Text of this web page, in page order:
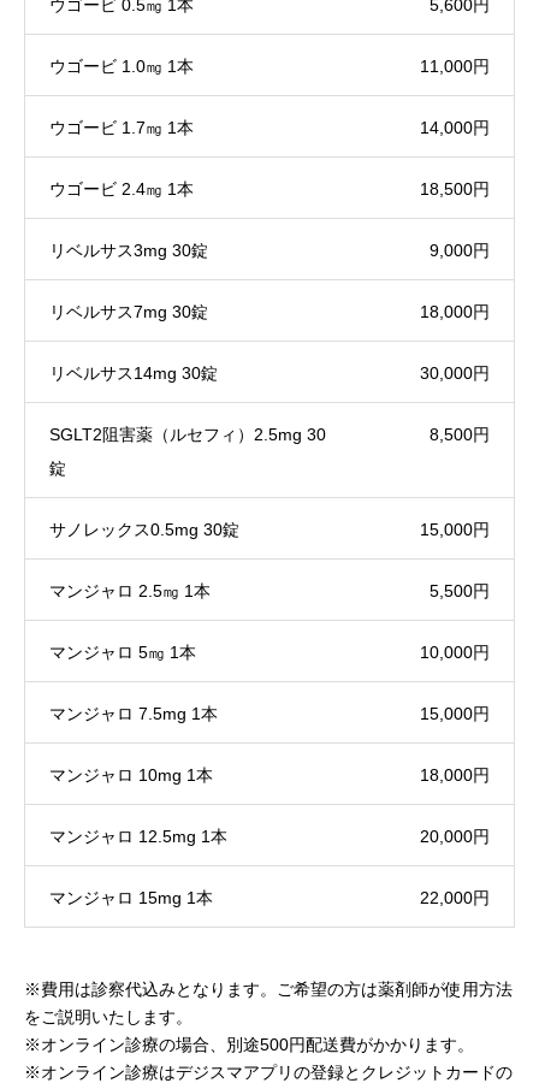
ウゴービ 0.5㎎ 1本 5,600円
ウゴービ 1.0㎎ 1本 11,000円
ウゴービ 1.7㎎ 1本 14,000円
ウゴービ 2.4㎎ 1本 18,500円
リベルサス3mg 30錠 9,000円
リベルサス7mg 30錠 18,000円
リベルサス14mg 30錠 30,000円
SGLT2阻害薬（ルセフィ）2.5mg 30
錠
8,500円
サノレックス0.5mg 30錠 15,000円
マンジャロ 2.5㎎ 1本 5,500円
マンジャロ 5㎎ 1本 10,000円
マンジャロ 7.5mg 1本 15,000円
マンジャロ 10mg 1本 18,000円
マンジャロ 12.5mg 1本 20,000円
マンジャロ 15mg 1本 22,000円
※費用は診察代込みとなります。ご希望の方は薬剤師が使用方法
をご説明いたします。
※オンライン診療の場合、別途500円配送費がかかります。
※オンライン診療はデジスマアプリの登録とクレジットカードの